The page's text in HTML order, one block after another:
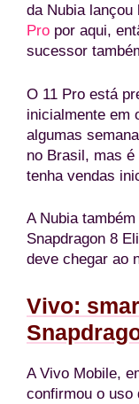
da Nubia lançou
Pro por aqui,
sucessor
O 11 Pro está
inicialmente em
algumas
no Brasil, mas
tenha vendas
A Nubia
Snapdragon 8
deve chegar ao
Vivo:
A Vivo Mobile,
confirmou o uso